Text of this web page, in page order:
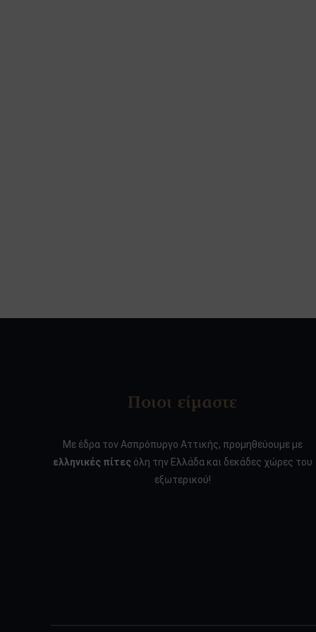
Ποιοι είμαστε
Με έδρα τον Ασπρόπυργο Αττικής, προμηθεύουμε με
ελληνικές πίτεςόλη την Ελλάδα και δεκάδες χώρες του
εξωτερικού!